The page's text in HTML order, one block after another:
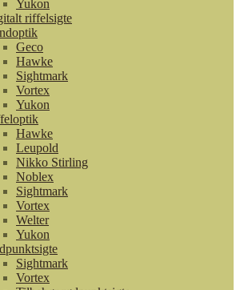
Yukon
riffelsigte
Geco
Hawke
Sightmark
Vortex
Yukon
Hawke
Leupold
Nikko Stirling
Noblex
Sightmark
Vortex
Welter
Yukon
Sightmark
Vortex